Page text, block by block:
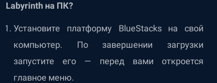
Labyrinth на ПК?
Установите платформу BlueStacks на свой
компьютер. По завершении загрузки
запустите его — перед вами откроется
главное меню.